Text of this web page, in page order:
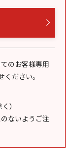
のお客様専用
ください。
）
ないようご注